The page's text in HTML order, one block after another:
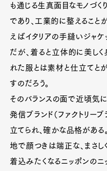
も通じる生真面目なモノづく
であり、工業的に整えること
えばイタリアの手縫いジャケ
だが、着ると立体的に美し
れた服とは素材と仕立てと
すのだろう。
そのバランスの面で近頃気
発信ブランド（ファクトリー
立てられ、確かな品格がある
地で顔つきは端正な、まさし
着込みたくなるニッポンのニ